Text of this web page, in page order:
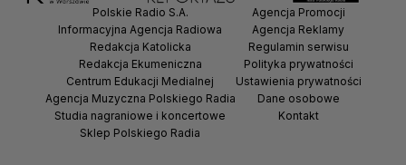
Polskie Radio S.A.
Informacyjna Agencja Radiowa
Redakcja Katolicka
Redakcja Ekumeniczna
Centrum Edukacji Medialnej
Agencja Muzyczna Polskiego Radia
Studia nagraniowe i koncertowe
Sklep Polskiego Radia
Agencja Promocji
Agencja Reklamy
Regulamin serwisu
Polityka prywatności
Ustawienia prywatności
Dane osobowe
Kontakt